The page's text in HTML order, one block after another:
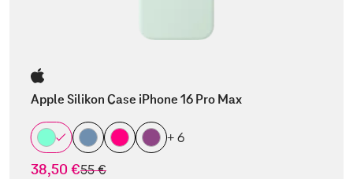
Apple Silikon Case iPhone 16 Pro Max
+ 6
38,50 €statt
55 €